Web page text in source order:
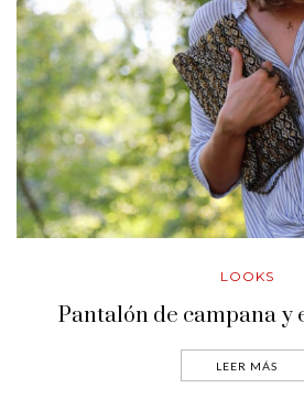
LOOKS
Pantalón de campana y
LEER MÁS